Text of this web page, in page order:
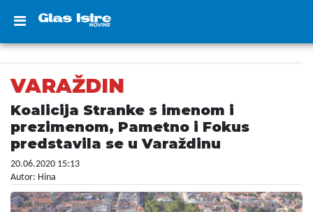
VARAŽDIN
Koalicija Stranke s imenom i
prezimenom, Pametno i Fokus
predstavila se u Varaždinu
20.06.2020 15:13
Autor: Hina